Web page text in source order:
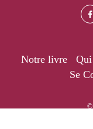
Notre livre Qui
Se
©